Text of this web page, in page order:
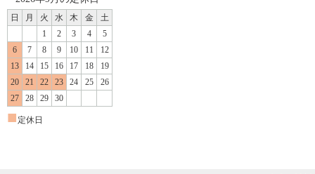
日 月 火 水 木 金
土
1
2 3 4
5
6
7 8 9 10 11
12
13
14 15 16 17 18
19
20
21 22 23 24 25
26
27
28 29 30
■ 定休日